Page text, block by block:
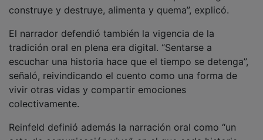
Viajero de Quer, que acerca la narración oral a
celebración que cada año acoge el Palacio del
Infantado.
Durante la jornada, cada participante que compartió
una historia recibió el tradicional pin del maratón, en
una nueva edición marcada por la cercanía, la
para seguir reuniendo a personas de todas las edades